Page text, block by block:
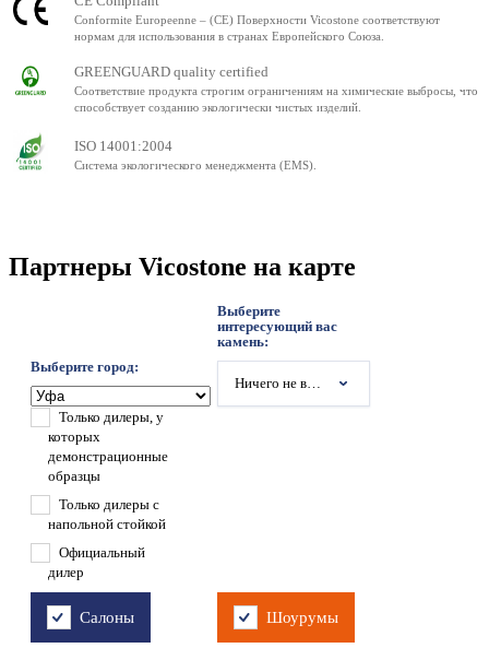
Conformite Europeenne – (CE) Поверхности Vicostone соответствуют
нормам для использования в странах Европейского Союза.
GREENGUARD quality certified
Соответствие продукта строгим ограничениям на химические выбросы, что
способствует созданию экологически чистых изделий.
ISO 14001:2004
Система экологического менеджмента (EMS).
Партнеры Vicostone на карте
Выберите город:
Выберите
интересующий вас
камень:
Ничего не выбрано
Только дилеры, у
которых
демонстрационные
образцы
Только дилеры с
напольной стойкой
Официальный
дилер
Салоны Шоурумы